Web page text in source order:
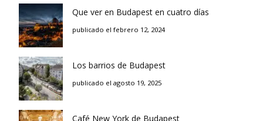
Que ver en Budapest en cuatro días
publicado el febrero 12, 2024
Los barrios de Budapest
publicado el agosto 19, 2025
Café New York de Budapest